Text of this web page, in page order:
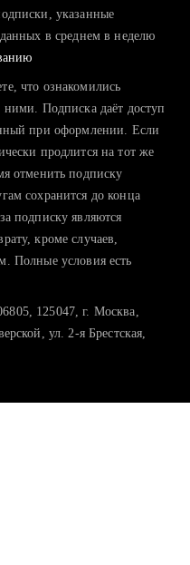
и вручную поднимаете
и оценить шансы
указанные
в среднем в неделю
что ознакомились
Подписка даёт доступ
при оформлении. Если
продлится на тот же
отменить подписку
сохранится до конца
подписку являются
кроме случаев,
Полные условия есть
125047, г. Москва,
ул. 2-я Брестская,